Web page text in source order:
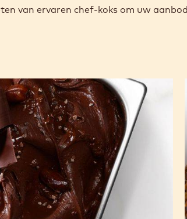
van ervaren chef-koks om uw